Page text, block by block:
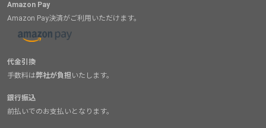
Amazon Pay
Amazon Pay決済がご利用いただけます。
代金引換
手数料は弊社が負担いたします。
銀行振込
前払いでのお支払いとなります。